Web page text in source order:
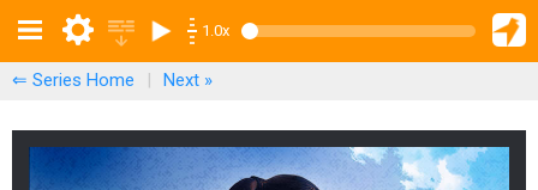
1.0x
⇐ Series Home | Next »